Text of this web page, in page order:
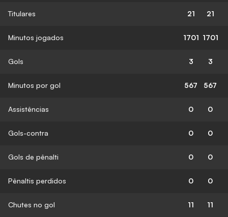
Titulares 21 21
Minutos jogados 1701 1701
Gols 3 3
Minutos por gol 567 567
Assistências 0 0
Gols-contra 0 0
Gols de pênalti 0 0
Pênaltis perdidos 0 0
Chutes no gol 11 11